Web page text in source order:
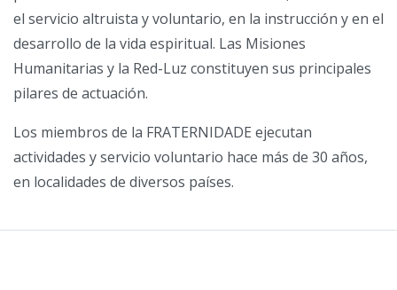
el servicio altruista y voluntario, en la instrucción y en el
desarrollo de la vida espiritual. Las Misiones
Humanitarias y la Red-Luz constituyen sus principales
pilares de actuación.
Los miembros de la FRATERNIDADE ejecutan
actividades y servicio voluntario hace más de 30 años,
en localidades de diversos países.